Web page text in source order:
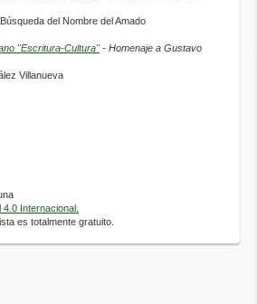
del Nombre del Amado
"Escritura-Cultura"- Homenaje a Gustavo
Villanueva
Internacional.
es totalmente gratuito.